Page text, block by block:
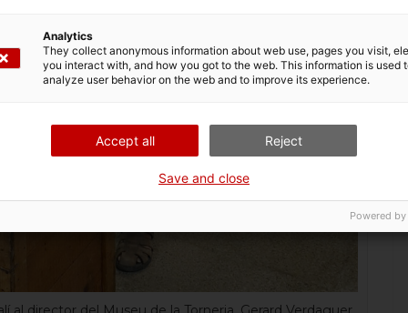
Analytics
They collect anonymous information about web use, pages you visit,
you interact with, and how you got to the web. This information is used
analyze user behavior on the web and to improve its experience.
Accept all Reject
Save and close
Powered by